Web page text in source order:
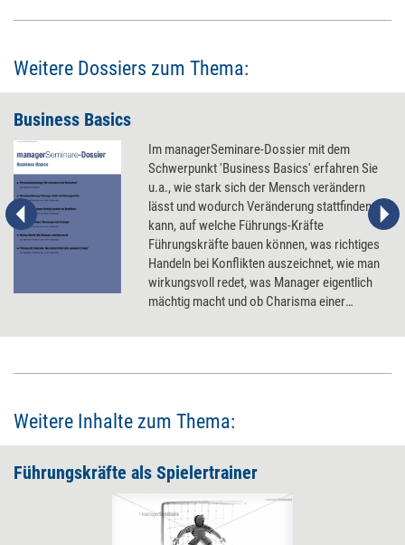
Weitere Dossiers zum Thema:
Business Basics
Im managerSeminare-Dossier mit dem
Schwerpunkt 'Business Basics' erfahren Sie
u.a., wie stark sich der Mensch verändern
lässt und wodurch Veränderung stattfinden
kann, auf welche Führungs-Kräfte
Führungskräfte bauen können, was richtiges
Handeln bei Konflikten auszeichnet, wie man
wirkungsvoll redet, was Manager eigentlich
mächtig macht und ob Charisma einer
Weitere Inhalte zum Thema:
Führungskräfte als Spielertrainer